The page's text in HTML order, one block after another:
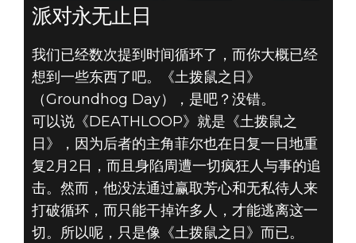
派对永无止日
我们已经数次提到时间循环了，而你大概已经
想到一些东西了吧。《土拨鼠之日》
（Groundhog Day），是吧？没错。
可以说《DEATHLOOP》就是《土拨鼠之
日》，因为后者的主角菲尔也在日复一日地重
复2月2日，而且身陷周遭一切疯狂人与事的追
击。然而，他没法通过赢取芳心和无私待人来
打破循环，而只能干掉许多人，才能逃离这一
切。所以呢，只是像《土拨鼠之日》而已。